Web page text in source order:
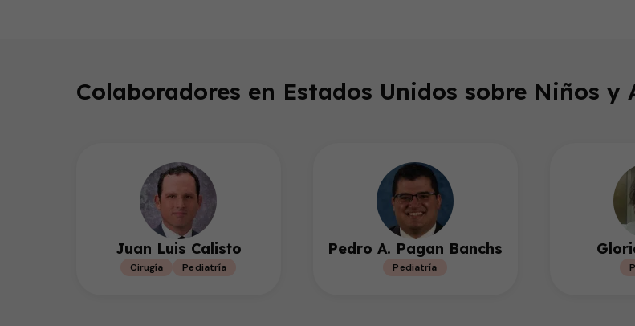
seconds
Volume
90%
Colaboradores en Estados Unidos sobre Niños y
Juan Luis Calisto
Cirugía Pediatría
Pedro A. Pagan Banchs
Pediatría